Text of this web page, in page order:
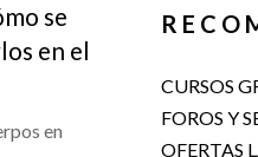
se
en el
en
CURSOS
FOROS Y
OFERTAS